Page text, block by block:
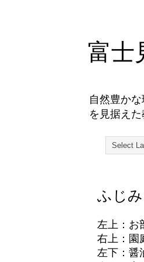
富士
自然豊か
を見据え
ふじ
左上：お
右上：園
左下：醤